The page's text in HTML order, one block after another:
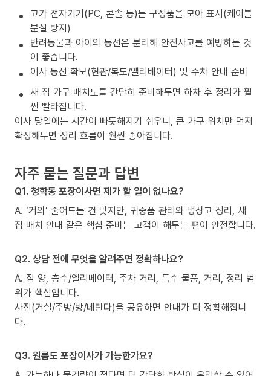
고가 전자기기(PC, 콘솔 등)는 구성품을 모아 표시(케이블
분실 방지)
반려동물과 아이의 동선은 분리해 안전사고를 예방하는 것
이 좋습니다.
이사 동선 확보(현관/복도/엘리베이터) 및 주차 안내 준비
새 집 가구 배치도를 간단히 준비해두면 하차 후 정리가 훨
씬 빨라집니다.
이사 당일에는 시간이 빠듯해지기 쉬우니, 큰 가구 위치만 먼저
확정해두면 정리 흐름이 훨씬 좋아집니다.
자주 묻는 질문과 답변
Q1. 청학동 포장이사면 제가 할 일이 없나요?
A. ‘거의’ 줄어드는 건 맞지만, 귀중품 관리와 냉장고 정리, 새
집 배치 안내 같은 핵심 준비는 고객이 해두는 편이 안전합니다.
Q2. 상담 전에 무엇을 알려주면 정확하나요?
A. 짐 양, 층수/엘리베이터, 주차 거리, 특수 물품, 거리, 정리 범
위가 핵심입니다.
사진(거실/주방/방/베란다)을 공유하면 안내가 더 정확해집니
다.
Q3. 원룸도 포장이사가 가능한가요?